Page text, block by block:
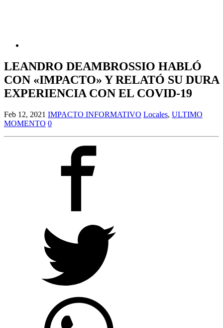
LEANDRO DEAMBROSSIO HABLÓ
CON «IMPACTO» Y RELATÓ SU DURA
EXPERIENCIA CON EL COVID-19
Feb 12, 2021 IMPACTO INFORMATIVO Locales, ULTIMO
MOMENTO 0